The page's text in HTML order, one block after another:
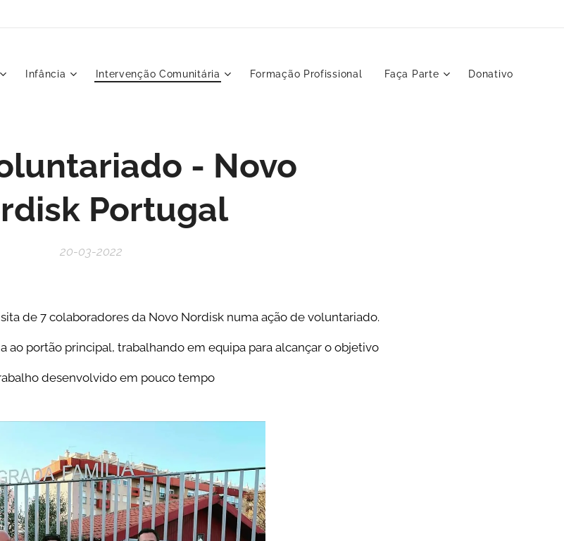
Infância Intervenção Comunitária Formação Profissional Faça Parte Donativo
- Novo
Portugal
20-03-2022
de 7 colaboradores da Novo Nordisk numa ação de voluntariado.
ao portão principal, trabalhando em equipa para alcançar o objetivo
desenvolvido em pouco tempo